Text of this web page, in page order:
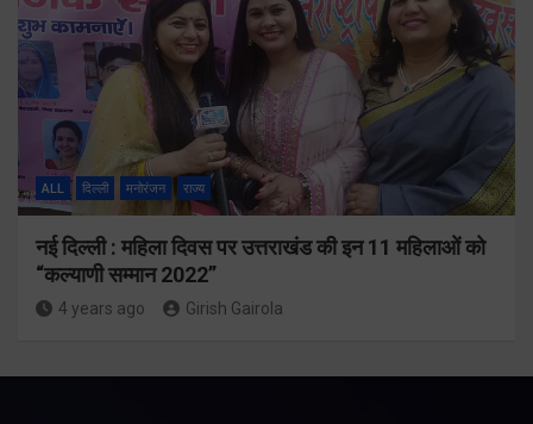
ALL दिल्ली मनोरंजन राज्य
नई दिल्ली : महिला दिवस पर उत्तराखंड की इन 11 महिलाओं को
“कल्याणी सम्मान 2022”
4 years ago Girish Gairola